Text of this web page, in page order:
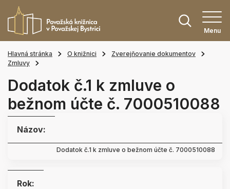
Menu
Hlavná stránka O knižnici
Zverejňovanie dokumentov
Zmluvy
Dodatok č.1 k zmluve o
bežnom účte č. 7000510088
Názov:
Dodatok č.1 k zmluve o bežnom účte č. 7000510088
Rok: